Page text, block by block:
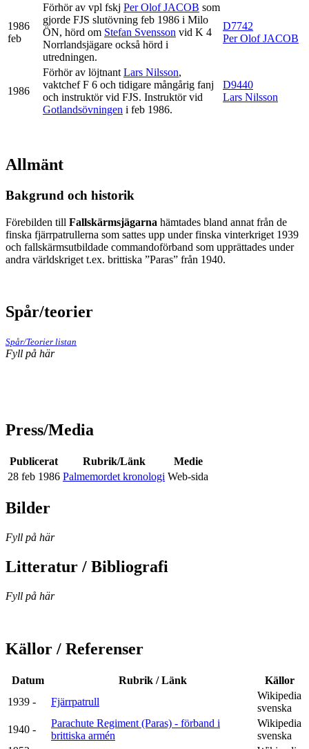
1986
feb
Förhör av vpl fskj Per Olof JACOB som
gjorde FJS slutövning feb 1986 i Milo
ÖN, hörd om Stefan Svensson vid K 4
Norrlandsjägare också hörd i
utredningen.
D7742
Per Olof JACOB
1986
Förhör av löjtnant Lars Nilsson,
vaktchef F 6 och tidigare mångårig fanj
och instruktör vid FJS. Instruktör vid
Gotlandsövningen i feb 1986.
D9440
Lars Nilsson
Allmänt
Bakgrund och historik
Förebilden till Fallskärmsjägarna hämtades bland annat från de
finska fjärrpatrullerna som sattes upp under finska vinterkriget 1939
och fallskärmsutbildade commandoförband som upprättades under
andra världskriget t.ex. brittiska ”Paras” från 1940.
Spår/teorier
Spår/Teorier listan
Fyll på här
Press/Media
Publicerat Rubrik/Länk
Medie
28 feb 1986 Palmemordet kronologi Web-sida
Bilder
Fyll på här
Litteratur / Bibliografi
Fyll på här
Källor / Referenser
Datum Rubrik / Länk
Källor
1939 -
Fjärrpatrull
Wikipedia
svenska
1940 -
Parachute Regiment (Paras) - förband i
brittiska armén
Wikipedia
svenska